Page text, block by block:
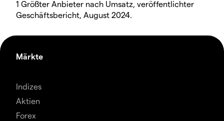
1 Größter Anbieter nach Umsatz, veröffentlichter
Geschäftsbericht, August 2024.
Märkte
Indizes
Aktien
Forex